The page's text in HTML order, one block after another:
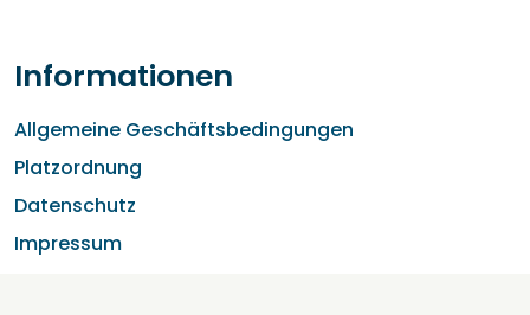
Informationen
Allgemeine Geschäftsbedingungen
Platzordnung
Datenschutz
Impressum